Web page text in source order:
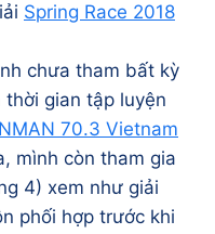
Spring Race 2018
chưa tham bất kỳ
gian tập luyện
70.3 Vietnam
mình còn tham gia
4) xem như giải
phối hợp trước khi